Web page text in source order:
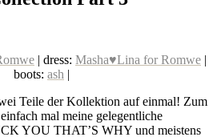
| dress: Masha♥Lina for Romwe |
boots: ash |
Teile der Kollektion auf einmal! Zum
mal meine gelegentliche
YOU THAT’S WHY und meistens